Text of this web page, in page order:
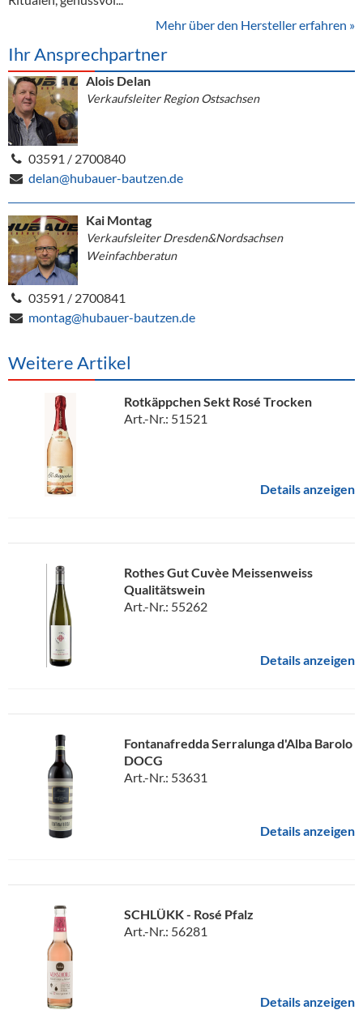
Mehr über den Hersteller erfahren »
Ihr Ansprechpartner
Alois Delan
Verkaufsleiter Region Ostsachsen
03591 / 2700840
delan@hubauer-bautzen.de
Kai Montag
Verkaufsleiter Dresden&Nordsachsen
Weinfachberatun
03591 / 2700841
montag@hubauer-bautzen.de
Weitere Artikel
Rotkäppchen Sekt Rosé Trocken
Art.-Nr.: 51521
Details anzeigen
Rothes Gut Cuvèe Meissenweiss
Qualitätswein
Art.-Nr.: 55262
Details anzeigen
Fontanafredda Serralunga d'Alba Barolo
DOCG
Art.-Nr.: 53631
Details anzeigen
SCHLÜKK - Rosé Pfalz
Art.-Nr.: 56281
Details anzeigen